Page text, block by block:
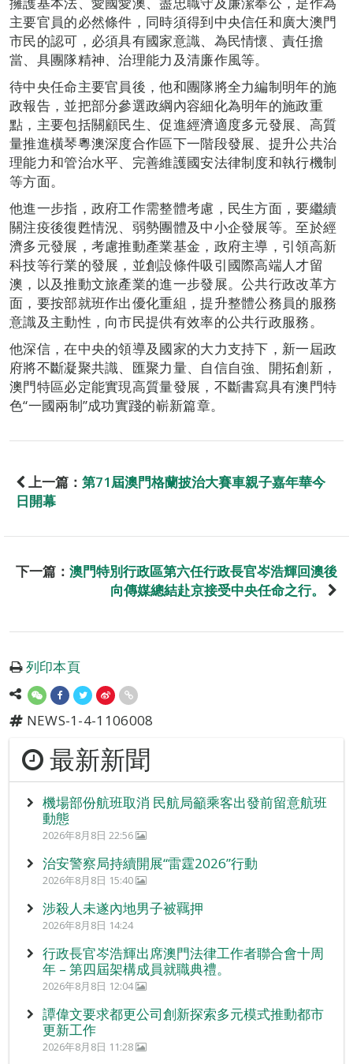
主要官員的必然條件，同時須得到中央信任和廣大澳門
市民的認可，必須具有國家意識、為民情懷、責任擔
當、具團隊精神、治理能力及清廉作風等。
待中央任命主要官員後，他和團隊將全力編制明年的施
政報告，並把部分參選政綱內容細化為明年的施政重
點，主要包括關顧民生、促進經濟適度多元發展、高質
量推進橫琴粵澳深度合作區下一階段發展、提升公共治
理能力和管治水平、完善維護國安法律制度和執行機制
等方面。
他進一步指，政府工作需整體考慮，民生方面，要繼續
關注疫後復甦情況、弱勢團體及中小企發展等。至於經
濟多元發展，考慮推動產業基金，政府主導，引領高新
科技等行業的發展，並創設條件吸引國際高端人才留
澳，以及推動文旅產業的進一步發展。公共行政改革方
面，要按部就班作出優化重組，提升整體公務員的服務
意識及主動性，向市民提供有效率的公共行政服務。
他深信，在中央的領導及國家的大力支持下，新一屆政
府將不斷凝聚共識、匯聚力量、自信自強、開拓創新，
澳門特區必定能實現高質量發展，不斷書寫具有澳門特
色“一國兩制”成功實踐的嶄新篇章。
上一篇： 第71屆澳門格蘭披治大賽車親子嘉年華今
日開幕
下一篇： 澳門特別行政區第六任行政長官岑浩輝回澳後
向傳媒總結赴京接受中央任命之行。
列印本頁
NEWS-1-4-1106008
最新新聞
機場部份航班取消 民航局籲乘客出發前留意航班
動態
2026年8月8日 22:56
治安警察局持續開展“雷霆2026”行動
2026年8月8日 15:40
涉殺人未遂內地男子被羈押
2026年8月8日 14:24
行政長官岑浩輝出席澳門法律工作者聯合會十周
年 – 第四屆架構成員就職典禮。
2026年8月8日 12:04
譚偉文要求都更公司創新探索多元模式推動都市
更新工作
2026年8月8日 11:28